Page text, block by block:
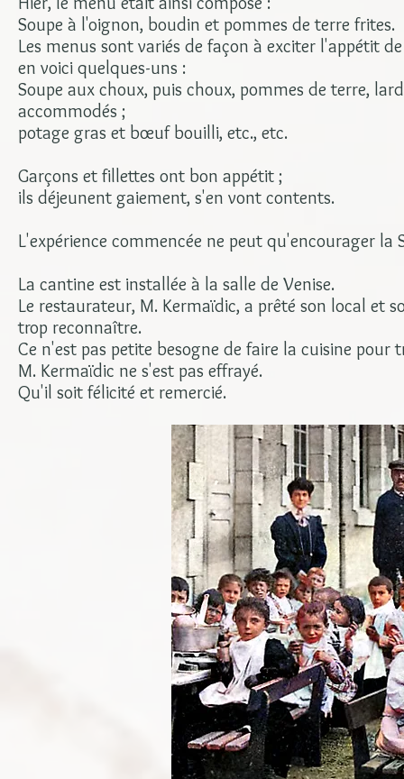
Soupe à l'oignon, boudin et pommes de terre frites.
Les menus sont variés de façon à exciter l'appétit
en voici quelques-uns :
Soupe aux choux, puis choux, pommes de terre,
accommodés ;
potage gras et bœuf bouilli, etc., etc.
Garçons et fillettes ont bon appétit ;
ils déjeunent gaiement, s'en vont contents.
L'expérience commencée ne peut qu'encourager la
La cantine est installée à la salle de Venise.
Le restaurateur, M. Kermaïdic, a prêté son local et
trop reconnaître.
Ce n'est pas petite besogne de faire la cuisine pour
M. Kermaïdic ne s'est pas effrayé.
Qu'il soit félicité et remercié.